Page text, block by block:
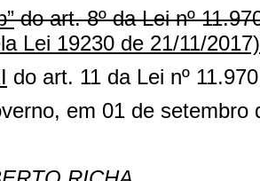
do art. 8º da Lei nº
Lei 19230 de 21/11/2017)
do art. 11 da Lei nº
em 01 de setembro